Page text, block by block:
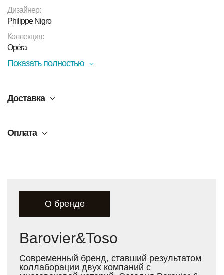
Дизайнер:
Philippe Nigro
Коллекция:
Opéra
Показать полностью
Доставка
Оплата
О бренде
Barovier&Toso
Современный бренд, ставший результатом
коллаборации двух компаний с